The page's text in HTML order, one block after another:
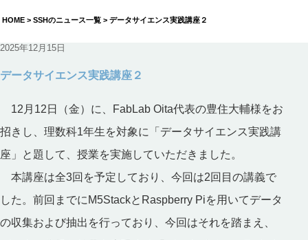
HOME > SSHのニュース一覧 > データサイエンス実践講座２
2025年12月15日
データサイエンス実践講座２
12 月 12 日（金）に、 FabLab Oita代表の豊住大輔様をお
招きし、理数科1年生を対象に「データサイエンス実践講
座」と題して、授業を実施していただきました。
本講座は全3回を予定しており、今回は2回目の講義で
した。前回までに M5Stackと Raspberry Piを用いてデータ
の収集および抽出を行っており、今回はそれを踏まえ、